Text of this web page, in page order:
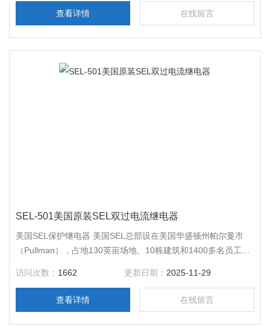
的用户提供保护组屏和控制解决方案。
查看详情 在线留言
SEL-501美国原装SEL双过电流继电器
美国SEL保护继电器 美国SEL总部设在美国华盛顿州帕尔曼市
（Pullman），占地130英亩场地、10栋建筑和1400多名员工，
备的解决方案。同时，美国SEL在墨西哥的组屏厂，为墨西哥和
的用户提供保护组屏和控制解决方案。
访问次数： 1662 更新日期： 2025-11-29
查看详情 在线留言